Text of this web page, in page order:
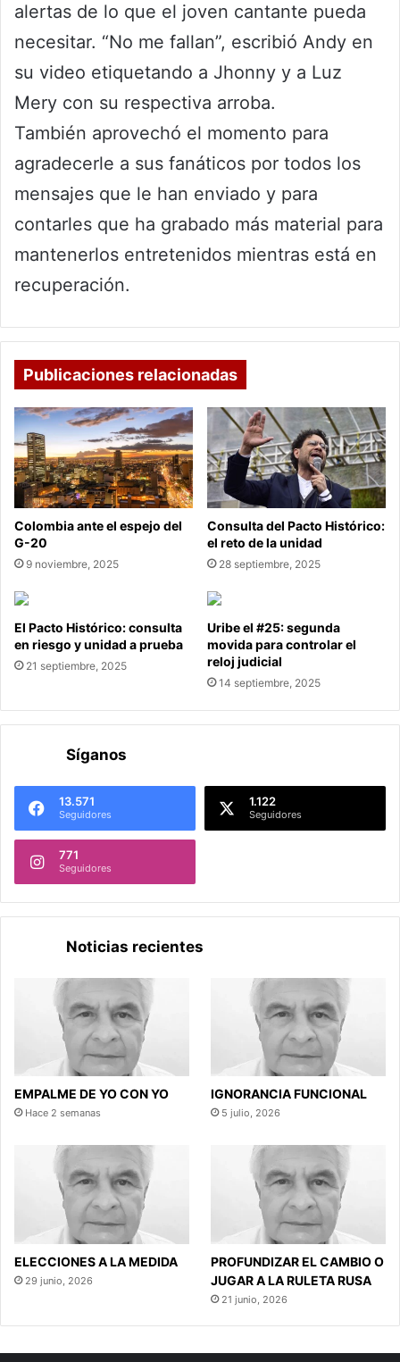
alertas de lo que el joven cantante pueda
necesitar. “No me fallan”, escribió Andy en
su video etiquetando a Jhonny y a Luz
Mery con su respectiva arroba.
También aprovechó el momento para
agradecerle a sus fanáticos por todos los
mensajes que le han enviado y para
contarles que ha grabado más material para
mantenerlos entretenidos mientras está en
recuperación.
Publicaciones relacionadas
Colombia ante el espejo del
G-20
9 noviembre, 2025
Consulta del Pacto Histórico:
el reto de la unidad
28 septiembre, 2025
El Pacto Histórico: consulta
en riesgo y unidad a prueba
21 septiembre, 2025
Uribe el #25: segunda
movida para controlar el
reloj judicial
14 septiembre, 2025
Síganos
13.571
Seguidores
1.122
Seguidores
771
Seguidores
Noticias recientes
EMPALME DE YO CON YO
Hace 2 semanas
IGNORANCIA FUNCIONAL
5 julio, 2026
ELECCIONES A LA MEDIDA
29 junio, 2026
PROFUNDIZAR EL CAMBIO O
JUGAR A LA RULETA RUSA
21 junio, 2026